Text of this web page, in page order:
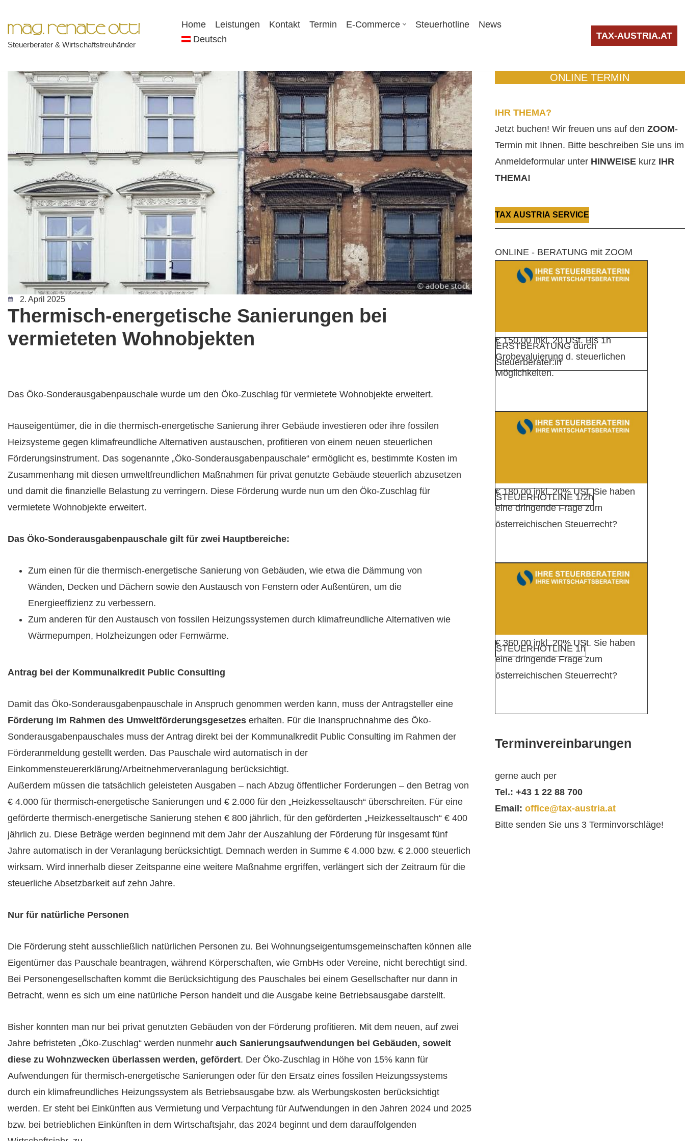
Zum
Inhalt
Steuerberater & Wirtschaftstreuhänder
Home Leistungen Kontakt Termin E-Commerce Steuerhotline
News
Deutsch
TAX-AUSTRIA.AT
2. April 2025
Thermisch-energetische Sanierungen bei
vermieteten Wohnobjekten
Das Öko-Sonderausgabenpauschale wurde um den Öko-Zuschlag für vermietete Wohnobjekte erweitert.
Hauseigentümer, die in die thermisch-energetische Sanierung ihrer Gebäude investieren oder ihre fossilen
Heizsysteme gegen klimafreundliche Alternativen austauschen, profitieren von einem neuen steuerlichen
Förderungsinstrument. Das sogenannte „Öko-Sonderausgabenpauschale“ ermöglicht es, bestimmte Kosten im
Zusammenhang mit diesen umweltfreundlichen Maßnahmen für privat genutzte Gebäude steuerlich abzusetzen
und damit die finanzielle Belastung zu verringern. Diese Förderung wurde nun um den Öko-Zuschlag für
vermietete Wohnobjekte erweitert.
Das Öko-Sonderausgabenpauschale gilt für zwei Hauptbereiche:
Zum einen für die thermisch-energetische Sanierung von Gebäuden, wie etwa die Dämmung von
Wänden, Decken und Dächern sowie den Austausch von Fenstern oder Außentüren, um die
Energieeffizienz zu verbessern.
Zum anderen für den Austausch von fossilen Heizungssystemen durch klimafreundliche Alternativen wie
Wärmepumpen, Holzheizungen oder Fernwärme.
Antrag bei der Kommunalkredit Public Consulting
Damit das Öko-Sonderausgabenpauschale in Anspruch genommen werden kann, muss der Antragsteller eine
Förderung im Rahmen des Umweltförderungsgesetzes erhalten. Für die Inanspruchnahme des Öko-
Sonderausgabenpauschales muss der Antrag direkt bei der Kommunalkredit Public Consulting im Rahmen der
Förderanmeldung gestellt werden. Das Pauschale wird automatisch in der
Einkommensteuererklärung/Arbeitnehmerveranlagung berücksichtigt.
Außerdem müssen die tatsächlich geleisteten Ausgaben – nach Abzug öffentlicher Forderungen – den Betrag von
€ 4.000 für thermisch-energetische Sanierungen und € 2.000 für den „Heizkesseltausch“ überschreiten. Für eine
geförderte thermisch-energetische Sanierung stehen € 800 jährlich, für den geförderten „Heizkesseltausch“ € 400
jährlich zu. Diese Beträge werden beginnend mit dem Jahr der Auszahlung der Förderung für insgesamt fünf
Jahre automatisch in der Veranlagung berücksichtigt. Demnach werden in Summe € 4.000 bzw. € 2.000 steuerlich
wirksam. Wird innerhalb dieser Zeitspanne eine weitere Maßnahme ergriffen, verlängert sich der Zeitraum für die
steuerliche Absetzbarkeit auf zehn Jahre.
Nur für natürliche Personen
Die Förderung steht ausschließlich natürlichen Personen zu. Bei Wohnungseigentumsgemeinschaften können alle
Eigentümer das Pauschale beantragen, während Körperschaften, wie GmbHs oder Vereine, nicht berechtigt sind.
Bei Personengesellschaften kommt die Berücksichtigung des Pauschales bei einem Gesellschafter nur dann in
Betracht, wenn es sich um eine natürliche Person handelt und die Ausgabe keine Betriebsausgabe darstellt.
Bisher konnten man nur bei privat genutzten Gebäuden von der Förderung profitieren. Mit dem neuen, auf zwei
Jahre befristeten „Öko-Zuschlag“ werden nunmehr auch Sanierungsaufwendungen bei Gebäuden, soweit
diese zu Wohnzwecken überlassen werden, gefördert. Der Öko-Zuschlag in Höhe von 15% kann für
Aufwendungen für thermisch-energetische Sanierungen oder für den Ersatz eines fossilen Heizungssystems
durch ein klimafreundliches Heizungssystem als Betriebsausgabe bzw. als Werbungskosten berücksichtigt
werden. Er steht bei Einkünften aus Vermietung und Verpachtung für Aufwendungen in den Jahren 2024 und 2025
bzw. bei betrieblichen Einkünften in dem Wirtschaftsjahr, das 2024 beginnt und dem darauffolgenden
ONLINE TERMIN
IHR THEMA?
Jetzt buchen! Wir freuen uns auf den ZOOM-
Termin mit Ihnen. Bitte beschreiben Sie uns im
Anmeldeformular unter HINWEISEkurz IHR
THEMA!
TAX AUSTRIA SERVICE
ONLINE - BERATUNG mit ZOOM
ERSTBERATUNG durch
Steuerberater:in
€ 150,00 inkl. 20 USt. Bis 1h
Grobevaluierung d. steuerlichen
Möglichkeiten.
STEUERHOTLINE 1/2h
€ 180,00 inkl. 20% USt. Sie haben
eine dringende Frage zum
österreichischen Steuerrecht?
STEUERHOTLINE 1h
€ 360,00 inkl. 20% USt. Sie haben
eine dringende Frage zum
österreichischen Steuerrecht?
Terminvereinbarungen
gerne auch per
Tel.: +43 1 22 88 700
Email: office@tax-austria.at
Bitte senden Sie uns 3 Terminvorschläge!